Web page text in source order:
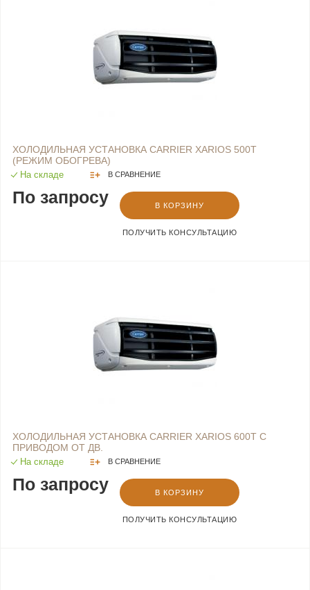
ХОЛОДИЛЬНАЯ УСТАНОВКА CARRIER XARIOS 500Т
(РЕЖИМ ОБОГРЕВА)
На складе В СРАВНЕНИЕ
По запросу В КОРЗИНУ
ПОЛУЧИТЬ КОНСУЛЬТАЦИЮ
ХОЛОДИЛЬНАЯ УСТАНОВКА CARRIER XARIOS 600Т С
ПРИВОДОМ ОТ ДВ.
На складе В СРАВНЕНИЕ
По запросу В КОРЗИНУ
ПОЛУЧИТЬ КОНСУЛЬТАЦИЮ